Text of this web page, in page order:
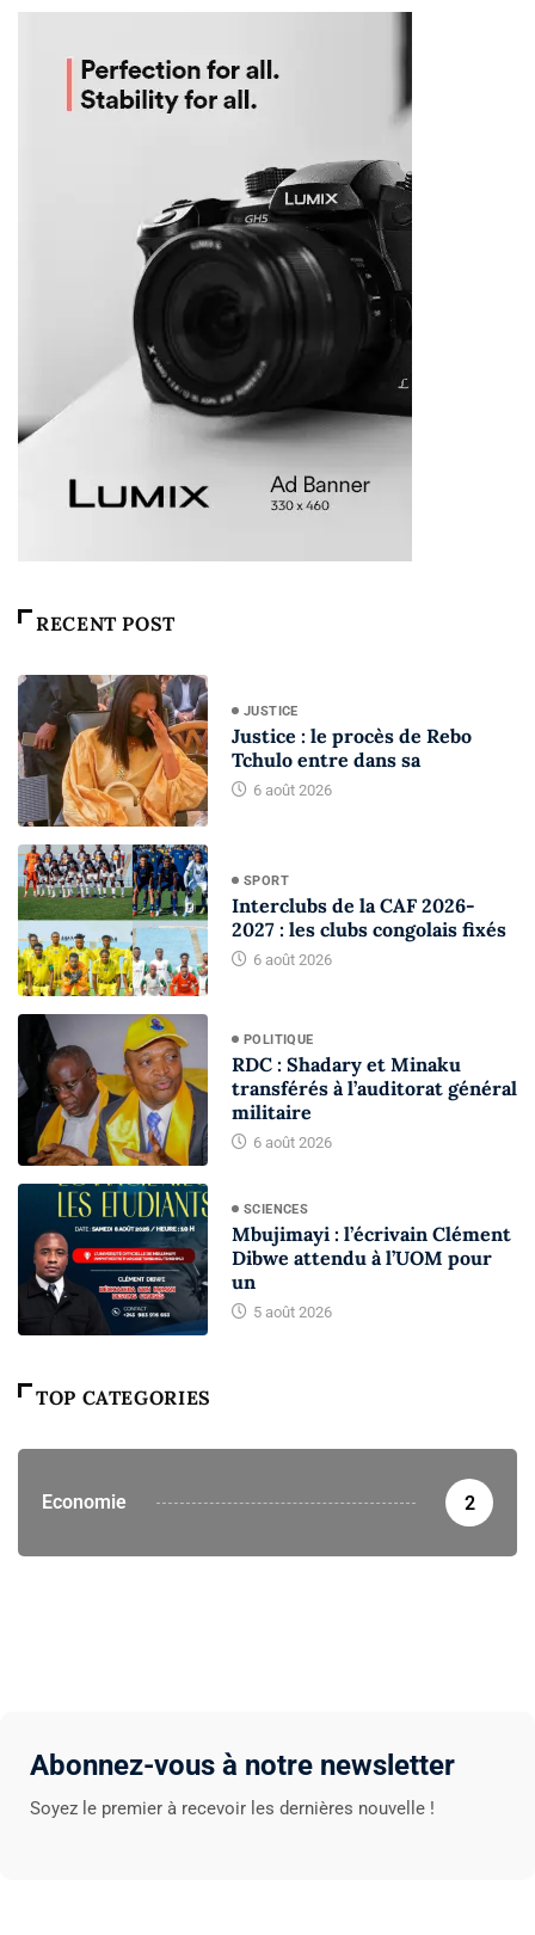
RECENT POST
JUSTICE
Justice : le procès de Rebo
Tchulo entre dans sa
6 août 2026
SPORT
Interclubs de la CAF 2026-
2027 : les clubs congolais fixés
6 août 2026
POLITIQUE
RDC : Shadary et Minaku
transférés à l’auditorat général
militaire
6 août 2026
SCIENCES
Mbujimayi : l’écrivain Clément
Dibwe attendu à l’UOM pour
un
5 août 2026
TOP CATEGORIES
Economie 2
Abonnez-vous à notre newsletter
Soyez le premier à recevoir les dernières nouvelle !